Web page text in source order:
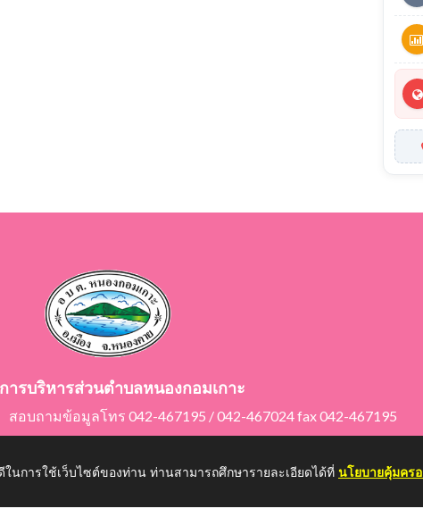
ารบริหารส่วนตำบลหนองกอมเกาะ
อบถามข้อมูลโทร 042-467195 / 042-467024 fax 042-467195
การใช้เว็บไซต์ของท่าน ท่านสามารถศึกษารายละเอียดได้ที่ นโยบายคุ้มคร